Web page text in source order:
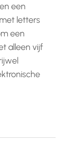
een
letters
een
alleen vijf